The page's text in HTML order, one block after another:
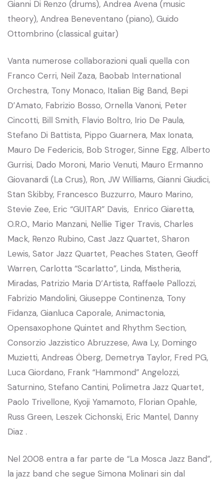
Gianni Di Renzo (drums), Andrea Avena (music
theory), Andrea Beneventano (piano), Guido
Ottombrino (classical guitar)
Vanta numerose collaborazioni quali quella con
Franco Cerri, Neil Zaza, Baobab International
Orchestra, Tony Monaco, Italian Big Band, Bepi
D’Amato, Fabrizio Bosso, Ornella Vanoni, Peter
Cincotti, Bill Smith, Flavio Boltro, Irio De Paula,
Stefano Di Battista, Pippo Guarnera, Max Ionata,
Mauro De Federicis, Bob Stroger, Sinne Egg, Alberto
Gurrisi, Dado Moroni, Mario Venuti, Mauro Ermanno
Giovanardi (La Crus), Ron, JW Williams, Gianni Giudici,
Stan Skibby, Francesco Buzzurro, Mauro Marino,
Stevie Zee, Eric “GUITAR” Davis, Enrico Giaretta,
O.R.O., Mario Manzani, Nellie Tiger Travis, Charles
Mack, Renzo Rubino, Cast Jazz Quartet, Sharon
Lewis, Sator Jazz Quartet, Peaches Staten, Geoff
Warren, Carlotta “Scarlatto”, Linda, Mistheria,
Miradas, Patrizio Maria D’Artista, Raffaele Pallozzi,
Fabrizio Mandolini, Giuseppe Continenza, Tony
Fidanza, Gianluca Caporale, Animactonia,
Opensaxophone Quintet and Rhythm Section,
Consorzio Jazzistico Abruzzese, Awa Ly, Domingo
Muzietti, Andreas Öberg, Demetrya Taylor, Fred PG,
Luca Giordano, Frank “Hammond” Angelozzi,
Saturnino, Stefano Cantini, Polimetra Jazz Quartet,
Paolo Trivellone, Kyoji Yamamoto, Florian Opahle,
Russ Green, Leszek Cichonski, Eric Mantel, Danny
Diaz .
Nel 2008 entra a far parte de “La Mosca Jazz Band”,
la jazz band che segue Simona Molinari sin dal